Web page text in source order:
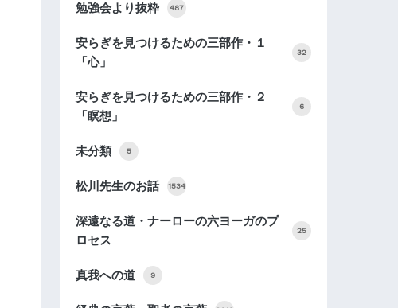
勉強会より抜粋 487
安らぎを見つけるための三部作・１
「心」
32
安らぎを見つけるための三部作・２
「瞑想」
6
未分類 5
松川先生のお話 1534
深遠なる道・ナーローの六ヨーガのプ
ロセス
25
真我への道 9